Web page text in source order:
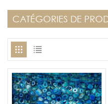
CATÉGORIES DE